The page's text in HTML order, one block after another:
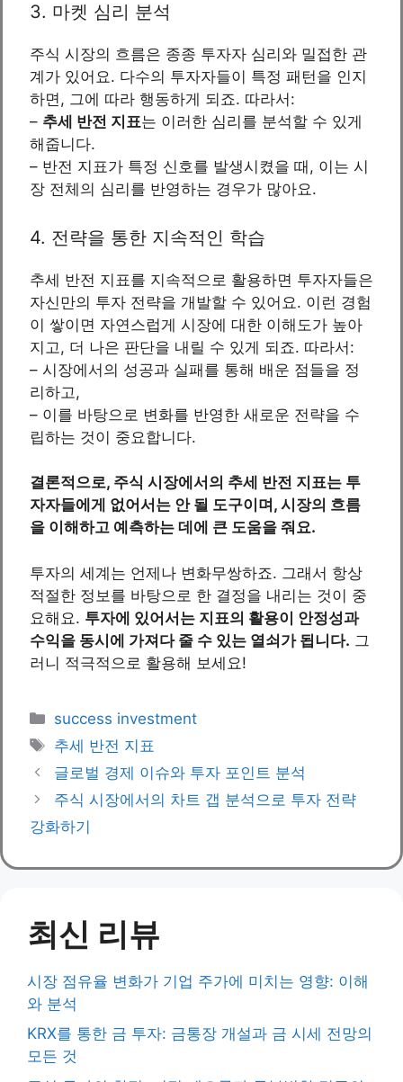
3. 마켓 심리 분석
주식 시장의 흐름은 종종 투자자 심리와 밀접한 관
계가 있어요. 다수의 투자자들이 특정 패턴을 인지
하면, 그에 따라 행동하게 되죠. 따라서:
– 추세 반전 지표는 이러한 심리를 분석할 수 있게
해줍니다.
– 반전 지표가 특정 신호를 발생시켰을 때, 이는 시
장 전체의 심리를 반영하는 경우가 많아요.
4. 전략을 통한 지속적인 학습
추세 반전 지표를 지속적으로 활용하면 투자자들은
자신만의 투자 전략을 개발할 수 있어요. 이런 경험
이 쌓이면 자연스럽게 시장에 대한 이해도가 높아
지고, 더 나은 판단을 내릴 수 있게 되죠. 따라서:
– 시장에서의 성공과 실패를 통해 배운 점들을 정
리하고,
– 이를 바탕으로 변화를 반영한 새로운 전략을 수
립하는 것이 중요합니다.
결론적으로, 주식 시장에서의 추세 반전 지표는 투
자자들에게 없어서는 안 될 도구이며, 시장의 흐름
을 이해하고 예측하는 데에 큰 도움을 줘요.
투자의 세계는 언제나 변화무쌍하죠. 그래서 항상
적절한 정보를 바탕으로 한 결정을 내리는 것이 중
요해요. 투자에 있어서는 지표의 활용이 안정성과
수익을 동시에 가져다 줄 수 있는 열쇠가 됩니다. 그
러니 적극적으로 활용해 보세요!
Categories
success investment
Tags
추세 반전 지표
글로벌 경제 이슈와 투자 포인트 분석
주식 시장에서의 차트 갭 분석으로 투자 전략
강화하기
최신 리뷰
시장 점유율 변화가 기업 주가에 미치는 영향: 이해
와 분석
KRX를 통한 금 투자: 금통장 개설과 금 시세 전망의
모든 것